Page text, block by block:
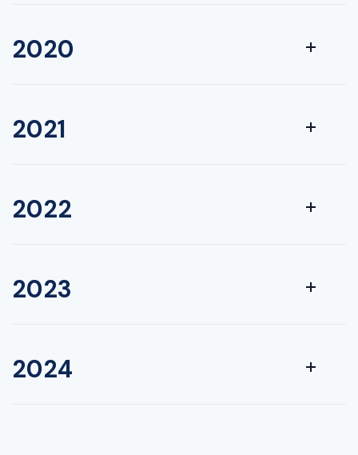
2020
2021
2022
2023
2024